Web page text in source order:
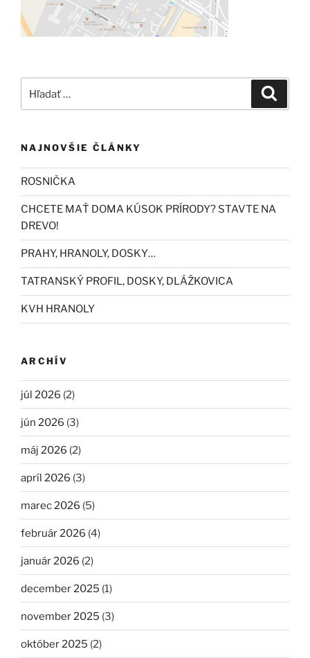
NAJNOVŠIE ČLÁNKY
ROSNIČKA
CHCETE MAŤ DOMA KÚSOK PRÍRODY? STAVTE NA
DREVO!
PRAHY, HRANOLY, DOSKY…
TATRANSKÝ PROFIL, DOSKY, DLÁŽKOVICA
KVH HRANOLY
ARCHÍV
júl 2026 (2)
jún 2026 (3)
máj 2026 (2)
apríl 2026 (3)
marec 2026 (5)
február 2026 (4)
január 2026 (2)
december 2025 (1)
november 2025 (3)
október 2025 (2)